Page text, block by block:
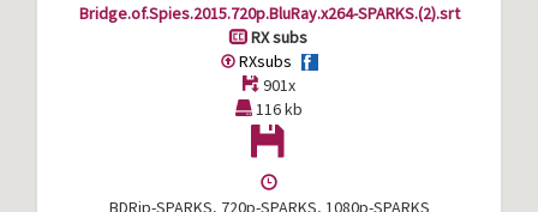
Bridge.of.Spies.2015.720p.BluRay.x264-SPARKS.(2).srt
RX subs
RXsubs
901x
116 kb
BDRip-SPARKS, 720p-SPARKS, 1080p-SPARKS